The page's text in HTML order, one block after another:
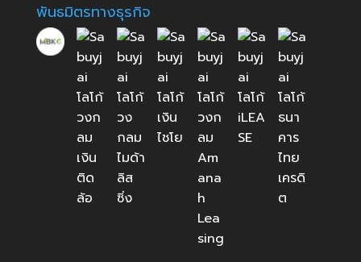
พันธมิตรทางธุรกิจ